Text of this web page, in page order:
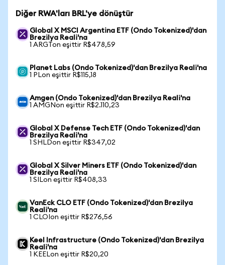
Diğer RWA'ları BRL'ye dönüştür
Global X MSCI Argentina ETF (Ondo Tokenized)'dan
Brezilya Reali'na
1 ARGTon eşittir R$478,59
Planet Labs (Ondo Tokenized)'dan Brezilya Reali'na
1 PLon eşittir R$115,18
Amgen (Ondo Tokenized)'dan Brezilya Reali'na
1 AMGNon eşittir R$2.110,23
Global X Defense Tech ETF (Ondo Tokenized)'dan
Brezilya Reali'na
1 SHLDon eşittir R$347,02
Global X Silver Miners ETF (Ondo Tokenized)'dan
Brezilya Reali'na
1 SILon eşittir R$408,33
VanEck CLO ETF (Ondo Tokenized)'dan Brezilya
Reali'na
1 CLOIon eşittir R$276,56
Keel Infrastructure (Ondo Tokenized)'dan Brezilya
Reali'na
1 KEELon eşittir R$20,20